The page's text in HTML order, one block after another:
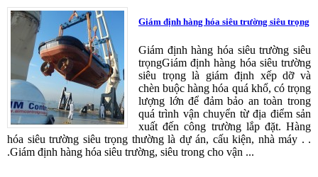
Giám định hàng hóa siêu trường siêu trọng
Giám định hàng hóa siêu trường siêu
trọngGiám định hàng hóa siêu trường
siêu trọng là giám định xếp dỡ và
chèn buộc hàng hóa quá khổ, có trọng
lượng lớn để đảm bảo an toàn trong
quá trình vận chuyển từ địa điểm sản
xuất đến công trường lắp đặt. Hàng
hóa siêu trường siêu trọng thường là dự án, cấu kiện, nhà máy . .
.Giám định hàng hóa siêu trường, siêu trong cho vận ...